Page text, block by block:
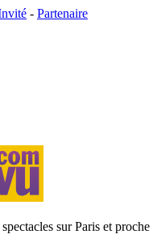
- Partenaire
sur Paris et